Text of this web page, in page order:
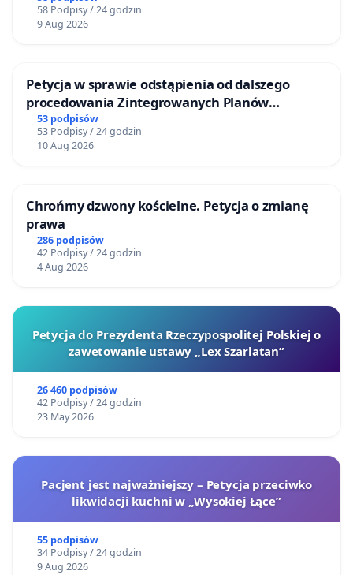
58 Podpisy / 24 godzin
9 Aug 2026
Petycja w sprawie odstąpienia od dalszego
procedowania Zintegrowanych Planów
Inwestycyjnych „Myślenice – Barnasiówka” oraz
„Myślenice – Bukówka”
53 podpisów
53 Podpisy / 24 godzin
10 Aug 2026
Chrońmy dzwony kościelne. Petycja o zmianę
prawa
286 podpisów
42 Podpisy / 24 godzin
4 Aug 2026
Petycja do Prezydenta Rzeczypospolitej Polskiej o
zawetowanie ustawy „Lex Szarlatan”
26 460 podpisów
42 Podpisy / 24 godzin
23 May 2026
Pacjent jest najważniejszy – Petycja przeciwko
likwidacji kuchni w „Wysokiej Łące”
55 podpisów
34 Podpisy / 24 godzin
9 Aug 2026